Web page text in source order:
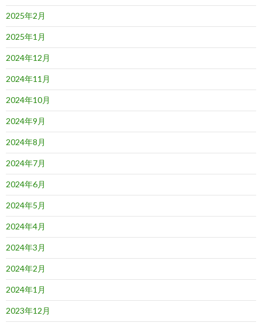
2025年2月
2025年1月
2024年12月
2024年11月
2024年10月
2024年9月
2024年8月
2024年7月
2024年6月
2024年5月
2024年4月
2024年3月
2024年2月
2024年1月
2023年12月